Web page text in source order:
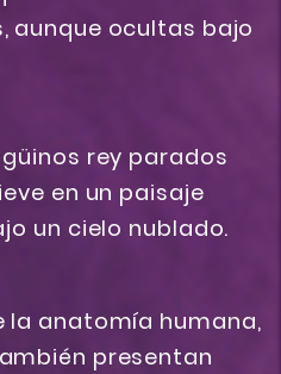
aunque ocultas bajo
la anatomía humana,
presentan